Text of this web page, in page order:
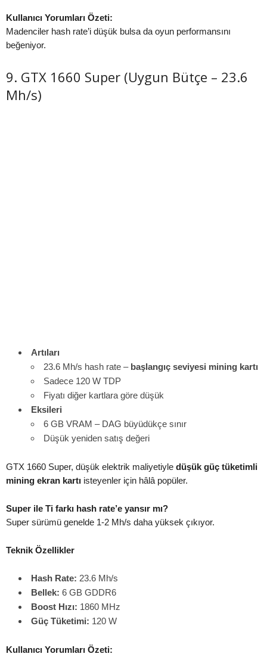
Kullanıcı Yorumları Özeti:
Madenciler hash rate’i düşük bulsa da oyun performansını
beğeniyor.
9. GTX 1660 Super (Uygun Bütçe – 23.6
Mh/s)
Artıları
23.6 Mh/s hash rate – başlangıç seviyesi mining kartı
Sadece 120 W TDP
Fiyatı diğer kartlara göre düşük
Eksileri
6 GB VRAM – DAG büyüdükçe sınır
Düşük yeniden satış değeri
GTX 1660 Super, düşük elektrik maliyetiyle düşük güç tüketimli
mining ekran kartı isteyenler için hâlâ popüler.
Super ile Ti farkı hash rate’e yansır mı?
Super sürümü genelde 1-2 Mh/s daha yüksek çıkıyor.
Teknik Özellikler
Hash Rate: 23.6 Mh/s
Bellek: 6 GB GDDR6
Boost Hızı: 1860 MHz
Güç Tüketimi: 120 W
Kullanıcı Yorumları Özeti: